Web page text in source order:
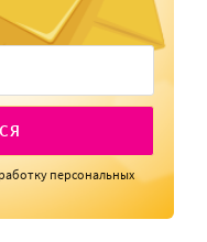
персональных